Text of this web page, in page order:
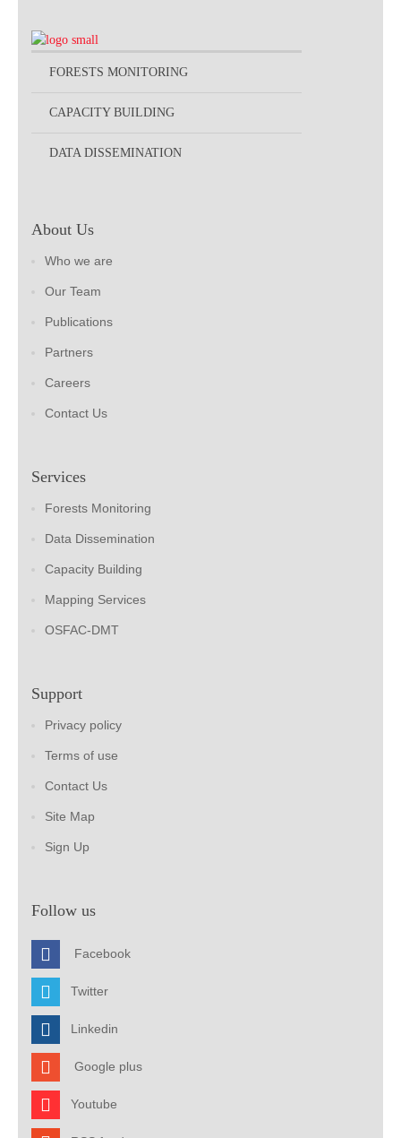
FORESTS MONITORING
CAPACITY BUILDING
DATA DISSEMINATION
About Us
Who we are
Our Team
Publications
Partners
Careers
Contact Us
Services
Forests Monitoring
Data Dissemination
Capacity Building
Mapping Services
OSFAC-DMT
Support
Privacy policy
Terms of use
Contact Us
Site Map
Sign Up
Follow us
Facebook
Twitter
Linkedin
Google plus
Youtube